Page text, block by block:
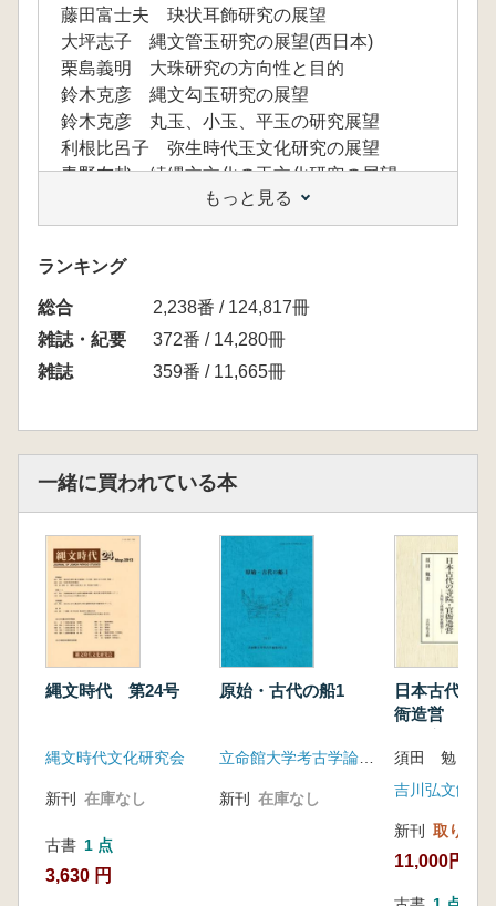
藤田富士夫 玦状耳飾研究の展望
大坪志子 縄文管玉研究の展望(西日本)
栗島義明 大珠研究の方向性と目的
鈴木克彦 縄文勾玉研究の展望
鈴木克彦 丸玉、小玉、平玉の研究展望
利根比呂子 弥生時代玉文化研究の展望
青野友哉 続縄文文化の玉文化研究の展望
米田克彦 古墳時代玉文化研究の展望
廣瀬時習 古代(飛鳥～平安時代)玉文化研究の
現状
小寺智津子 弥生、古墳時代ガラス珠文化研究
の展望
中村大介 朝鮮半島の玉文化研究の展望
松浦宥一郎 中国新石器時代の狭の研究と展望
大竹憲治 七社宮遺跡出土双頭熊形石製品と紅
日本玉文化研究会 関連記事
もっと見る
ランキング
総合
2,238番 / 124,817冊
雑誌・紀要
372番 / 14,280冊
雑誌
359番 / 11,665冊
一緒に買われている本
縄文時代 第24号
縄文時代文化研究会
新刊 在庫なし
古書 1 点
3,630 円
原始・古代の船1
立命館大学考古学論集刊行会
新刊 在庫なし
日本古代の
衙造営 長屋
須田 勉 著
吉川弘文館
新刊 取り寄せ
11,000円